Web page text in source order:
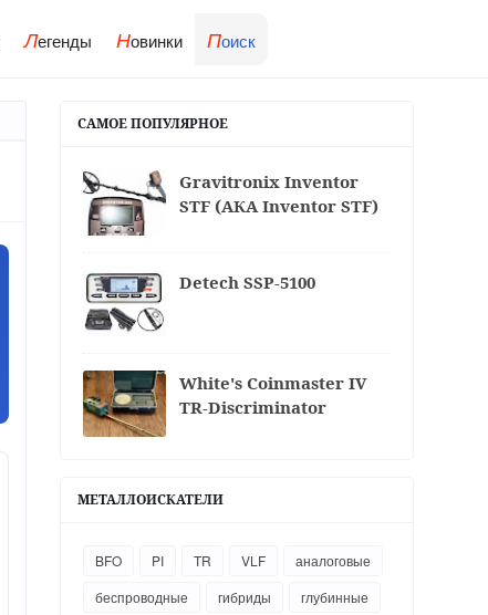
Легенды Новинки Поиск
САМОЕ ПОПУЛЯРНОЕ
Gravitronix Inventor
STF (АКА Inventor STF)
Detech SSP-5100
White's Coinmaster IV
TR-Discriminator
МЕТАЛЛОИСКАТЕЛИ
BFO PI TR VLF
аналоговые
беспроводные
гибриды
глубинные